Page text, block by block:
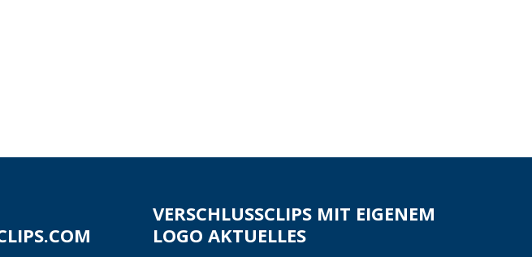
VERSCHLUSSCLIPS MIT EIGENEM
LOGO AKTUELLES